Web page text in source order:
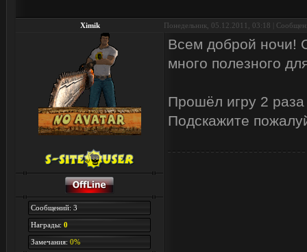
Ximik Понедельник, 05.12.2011, 03:18 |
Сообщений: 3
Награды: 0
Замечания: 0%
Вcем доброй ночи!
много полезного
Прошёл игру 2
Подскажите